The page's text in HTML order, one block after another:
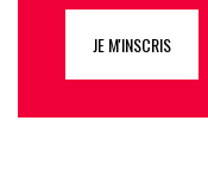
JE M'INSCRIS